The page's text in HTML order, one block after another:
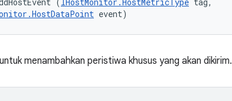
event)
menambahkan peristiwa khusus yang akan dikirim.